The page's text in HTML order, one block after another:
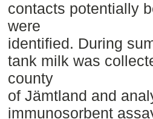
contacts potentially
were
identified. During
tank milk was
county
of Jämtland and
immunosorbent